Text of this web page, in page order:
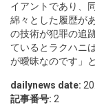
イアントであり、
綿々とした履歴が
の技術が犯罪の追
ているとラクハニ
が曖昧なのです」
dailynews date:
記事番号: 2